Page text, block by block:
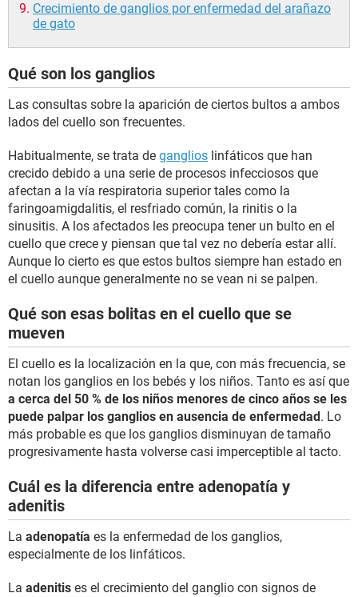
Crecimiento de ganglios por enfermedad del arañazo
de gato
Qué son los ganglios
Las consultas sobre la aparición de ciertos bultos a ambos
lados del cuello son frecuentes.
Habitualmente, se trata de ganglios linfáticos que han
crecido debido a una serie de procesos infecciosos que
afectan a la vía respiratoria superior tales como la
faringoamigdalitis, el resfriado común, la rinitis o la
sinusitis. A los afectados les preocupa tener un bulto en el
cuello que crece y piensan que tal vez no debería estar allí.
Aunque lo cierto es que estos bultos siempre han estado en
el cuello aunque generalmente no se vean ni se palpen.
Qué son esas bolitas en el cuello que se
mueven
El cuello es la localización en la que, con más frecuencia, se
notan los ganglios en los bebés y los niños. Tanto es así que
a cerca del 50 % de los niños menores de cinco años se les
puede palpar los ganglios en ausencia de enfermedad. Lo
más probable es que los ganglios disminuyan de tamaño
progresivamente hasta volverse casi imperceptible al tacto.
Cuál es la diferencia entre adenopatía y
adenitis
La adenopatía es la enfermedad de los ganglios,
especialmente de los linfáticos.
La adenitis es el crecimiento del ganglio con signos de